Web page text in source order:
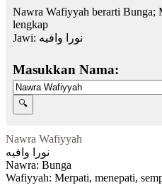
Nawra Wafiyyah berarti Bunga;
lengkap
Jawi: نورا وافيه
Masukkan Nama:
Nawra Wafiyyah
نورا وافيه
Nawra: Bunga
Wafiyyah: Merpati, menepati,